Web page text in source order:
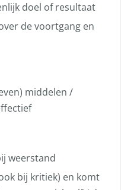
doel of resultaat
de voortgang en
middelen /
weerstand
bij kritiek) en komt